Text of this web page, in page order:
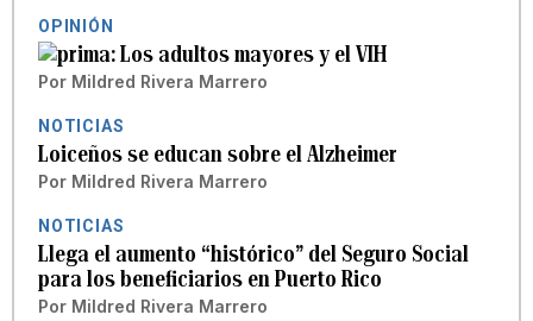
OPINIÓN
Los adultos mayores y el VIH
Por Mildred Rivera Marrero
NOTICIAS
Loiceños se educan sobre el Alzheimer
Por Mildred Rivera Marrero
NOTICIAS
Llega el aumento “histórico” del Seguro Social
para los beneficiarios en Puerto Rico
Por Mildred Rivera Marrero